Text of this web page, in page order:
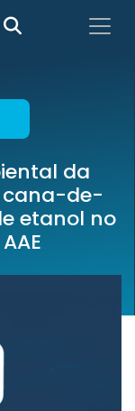
da
cana-de-
etanol no